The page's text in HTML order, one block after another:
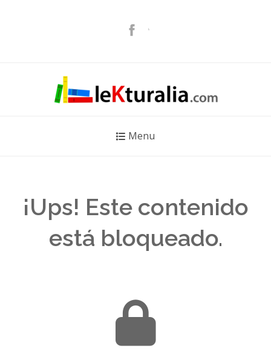
Menu
¡Ups! Este contenido
está bloqueado.